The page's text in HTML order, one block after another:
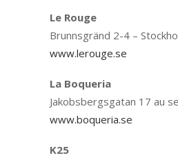
Le Rouge
Brunnsgränd 2-4 –
www.lerouge.se
La Boqueria
Jakobsbergsgatan 17 au
www.boqueria.se
K25